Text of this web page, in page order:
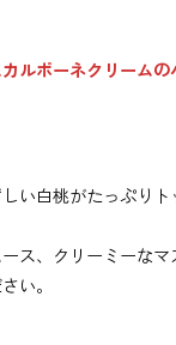
ルポーネクリーム
い白桃がたっぷり
ス、クリーミーな
い。